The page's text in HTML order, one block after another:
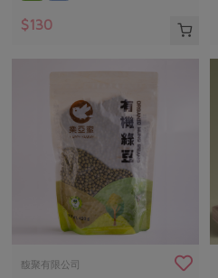
$130
馥聚有限公司